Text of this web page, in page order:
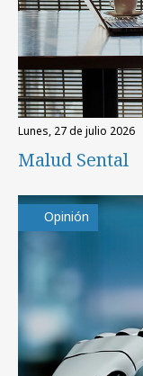
lunes, 27 de julio 2026
Malud Sental
Opinión